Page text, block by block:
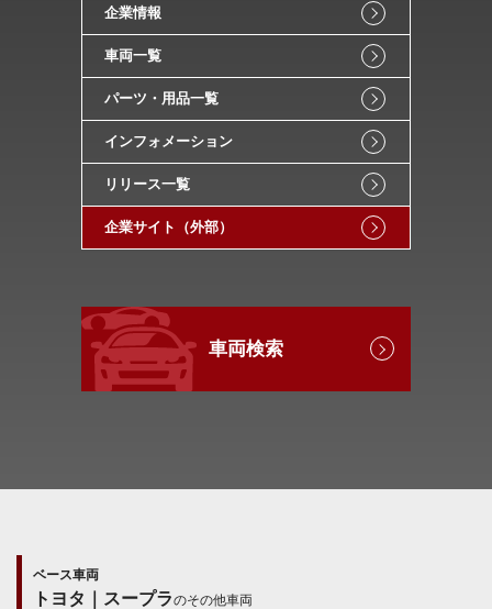
企業情報
車両一覧
パーツ・用品一覧
インフォメーション
リリース一覧
企業サイト（外部）
車両検索
ベース車両
トヨタ｜スープラのその他車両